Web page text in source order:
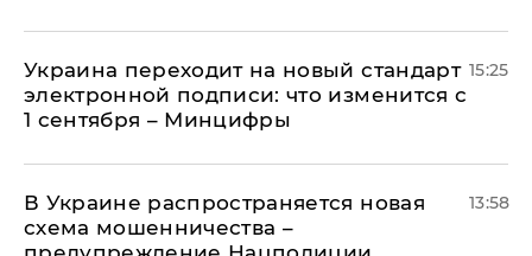
Украина переходит на новый стандарт
электронной подписи: что изменится с
1 сентября – Минцифры
15:25
В Украине распространяется новая
схема мошенничества –
13:58